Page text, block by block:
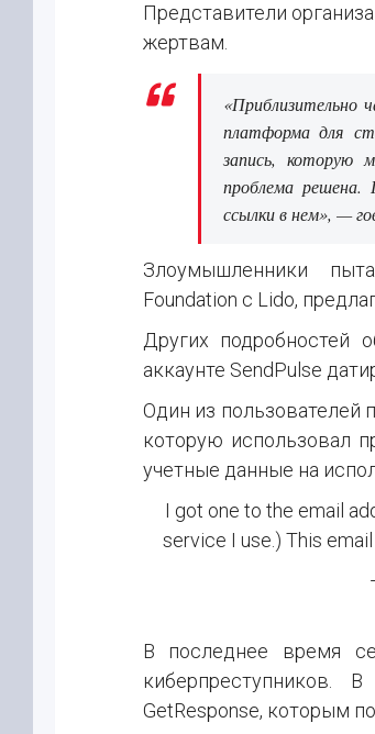
Представители
жертвам.
«Приблизительно
платформа для
запись, которую
проблема
ссылки в нем», —
Злоумышленники
Foundation с Lido,
Других подробностей
аккаунте SendPulse
Один из пользователей
которую использовал
учетные данные на
I got one to the email
service I use.) This
В последнее время
киберпреступников.
GetResponse, которым